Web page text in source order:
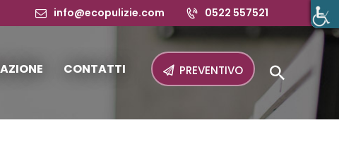
info@ecopulizie.com 0522 557521
CONTATTI PREVENTIVO